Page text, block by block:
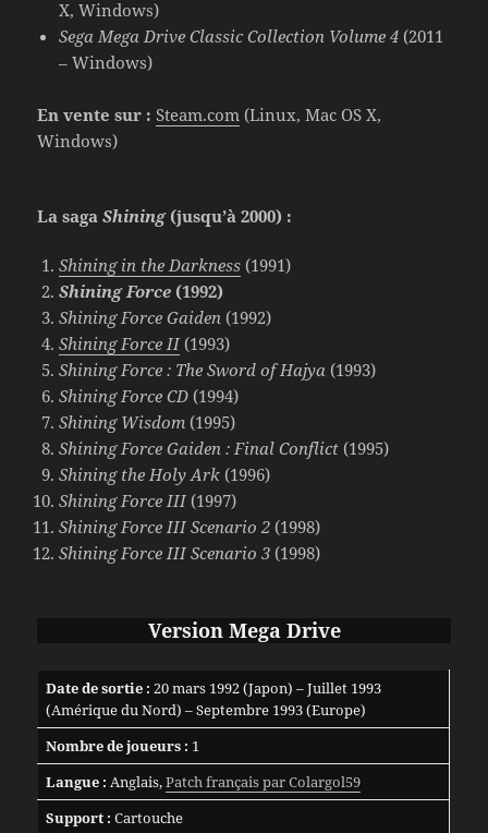
X, Windows)
Sega Mega Drive Classic Collection Volume 4 (2011
– Windows)
En vente sur : Steam.com (Linux, Mac OS X,
Windows)
La sagaShining(jusqu’à 2000) :
Shining in the Darkness (1991)
Shining Force (1992)
Shining Force Gaiden (1992)
Shining Force II(1993)
Shining Force : The Sword of Hajya (1993)
Shining Force CD (1994)
Shining Wisdom (1995)
Shining Force Gaiden : Final Conflict (1995)
Shining the Holy Ark (1996)
Shining Force III(1997)
Shining Force III Scenario 2 (1998)
Shining Force III Scenario 3 (1998)
Version Mega Drive
Date de sortie : 20 mars 1992 (Japon) – Juillet 1993
(Amérique du Nord) – Septembre 1993 (Europe)
Nombre de joueurs : 1
Langue : Anglais,Patch français par Colargol59
Support : Cartouche